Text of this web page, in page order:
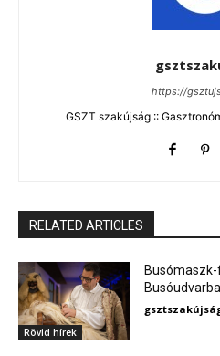
https://
GSZT szakújság ::
RELATED ARTICLES
Rövid hírek